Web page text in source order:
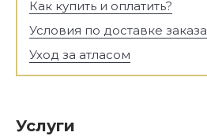
Как купить и оплатить?
Условия по доставке заказа
Уход за атласом
Услуги